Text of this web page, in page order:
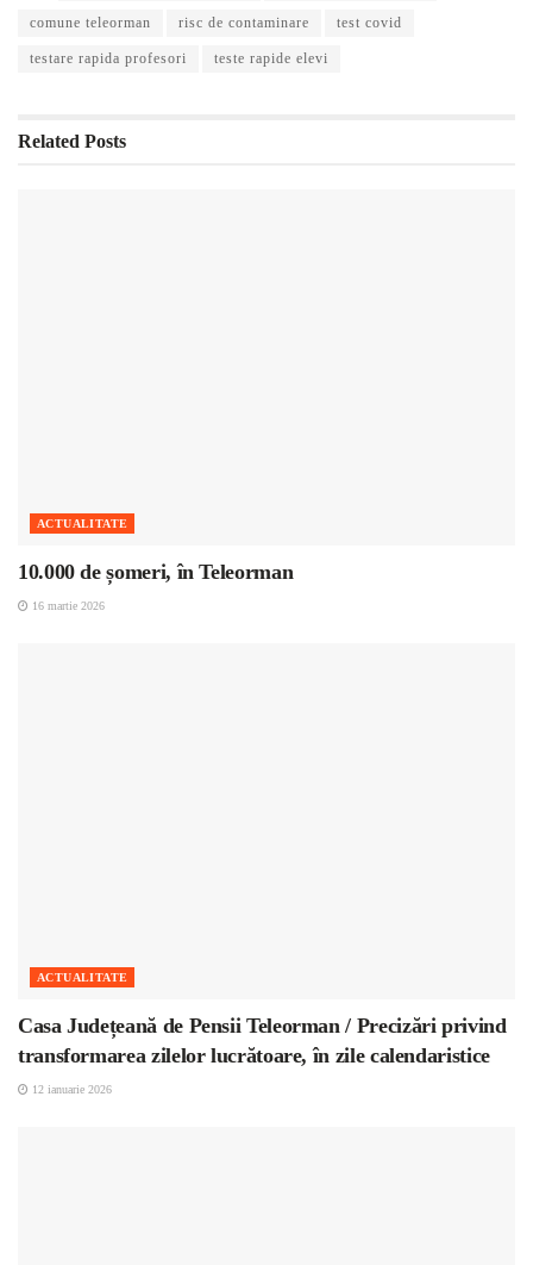
comune teleorman risc de contaminare test covid
testare rapida profesori teste rapide elevi
Related Posts
ACTUALITATE
10.000 de șomeri, în Teleorman
16 martie 2026
ACTUALITATE
Casa Județeană de Pensii Teleorman / Precizări privind
transformarea zilelor lucrătoare, în zile calendaristice
12 ianuarie 2026